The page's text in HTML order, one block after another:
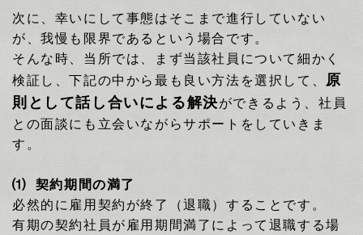
次に、幸いにして事態はそこまで進行していない
が、我慢も限界であるという場合です。
そんな時、当所では、まず当該社員について細かく
検証し、下記の中から最も良い方法を選択して、 原
則として話し合いによる解決ができるよう、社員
との面談にも立会いながらサポートをしていきま
す。
⑴ 契約期間の満了
必然的に雇用契約が終了（退職）することです。
有期の契約社員が雇用期間満了によって退職する場